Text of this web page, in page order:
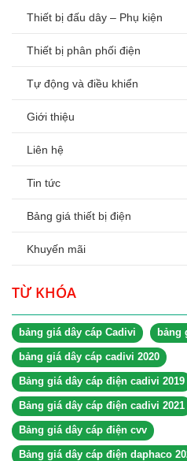
Thiết bị đấu dây – Phụ kiện
Thiết bị phân phối điện
Tự động và điều khiển
Giới thiệu
Liên hệ
Tin tức
Bảng giá thiết bị điện
Khuyến mãi
TỪ KHÓA
bảng giá dây cáp Cadivi bảng
bảng giá dây cáp cadivi 2020
Bảng giá dây cáp điện cadivi 2019
Bảng giá dây cáp điện cadivi 2021
Bảng giá dây cáp điện cvv
Bảng giá dây cáp điện daphaco